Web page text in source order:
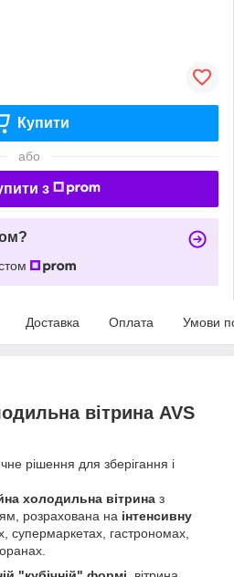
Купити
або
з
Доставка Оплата Умови
вітрина AVS
рішення для зберігання і
холодильна вітрина з
розрахована на інтенсивну
супермаркетах, гастрономах,